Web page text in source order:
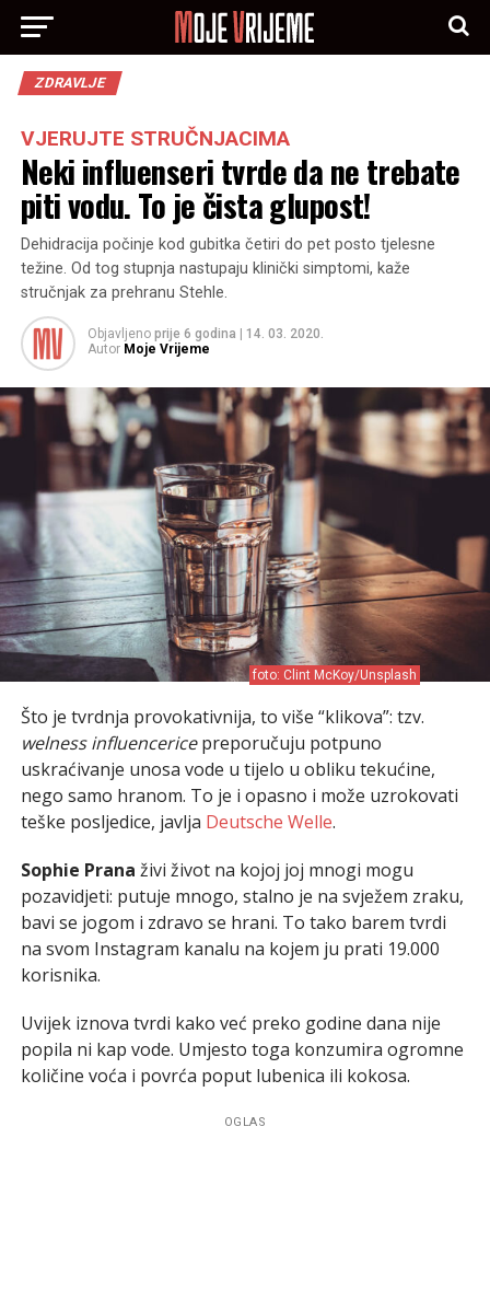
ZDRAVLJE
VJERUJTE STRUČNJACIMA
Neki influenseri tvrde da ne trebate
piti vodu. To je čista glupost!
Dehidracija počinje kod gubitka četiri do pet posto tjelesne
težine. Od tog stupnja nastupaju klinički simptomi, kaže
stručnjak za prehranu Stehle.
Objavljeno prije 6 godina
14. 03. 2020.
Autor Moje Vrijeme
foto: Clint McKoy/Unsplash
Što je tvrdnja provokativnija, to više “klikova”: tzv.
welness influencericepreporučuju potpuno
uskraćivanje unosa vode u tijelo u obliku tekućine,
nego samo hranom. To je i opasno i može uzrokovati
teške posljedice, javlja Deutsche Welle.
Sophie Prana živi život na kojoj joj mnogi mogu
pozavidjeti: putuje mnogo, stalno je na svježem zraku,
bavi se jogom i zdravo se hrani. To tako barem tvrdi
na svom Instagram kanalu na kojem ju prati 19.000
korisnika.
Uvijek iznova tvrdi kako već preko godine dana nije
popila ni kap vode. Umjesto toga konzumira ogromne
količine voća i povrća poput lubenica ili kokosa.
OGLAS